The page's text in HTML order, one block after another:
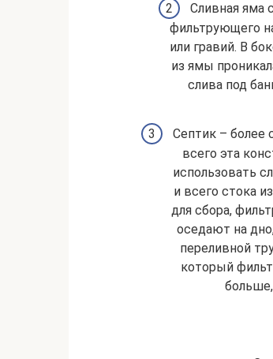
Сливная яма
фильтрующего
или гравий. В
из ямы
слива под
Септик – более
всего эта
использовать
и всего стока
для сбора,
оседают на
переливной
который